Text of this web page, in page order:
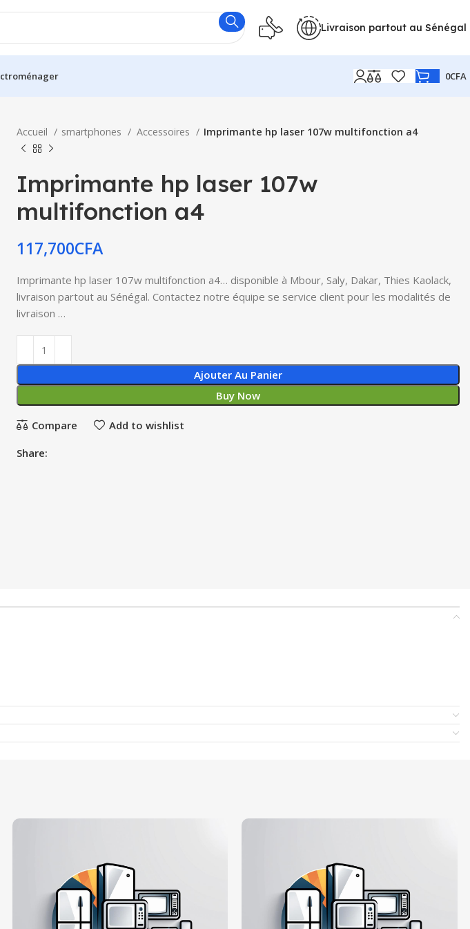
Livraison partout au Sénégal
0CFA
Accueil smartphones Accessoires Imprimante hp laser 107w multifonction a4
Imprimante hp laser 107w
multifonction a4
117,700CFA
Imprimante hp laser 107w multifonction a4… disponible à Mbour, Saly, Dakar, Thies Kaolack,
livraison partout au Sénégal. Contactez notre équipe se service client pour les modalités de
livraison …
Ajouter Au Panier
Buy Now
Compare Add to wishlist
Share: